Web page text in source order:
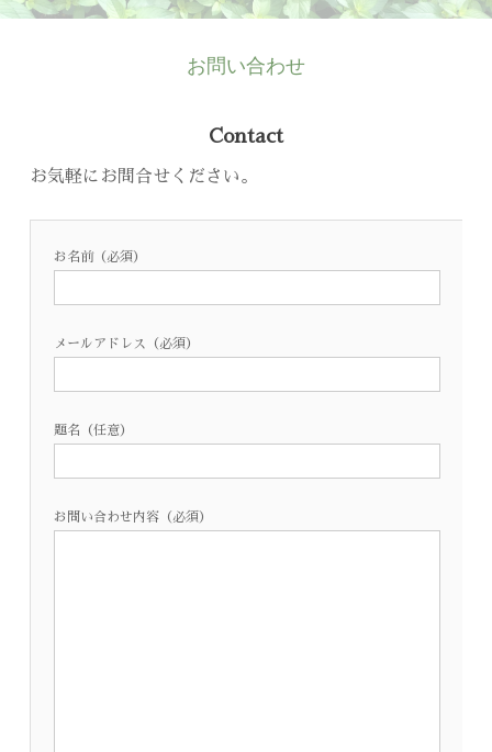
お問い合わせ
Contact
お気軽にお問合せください。
お名前（必須）
メールアドレス（必須）
題名（任意）
お問い合わせ内容（必須）